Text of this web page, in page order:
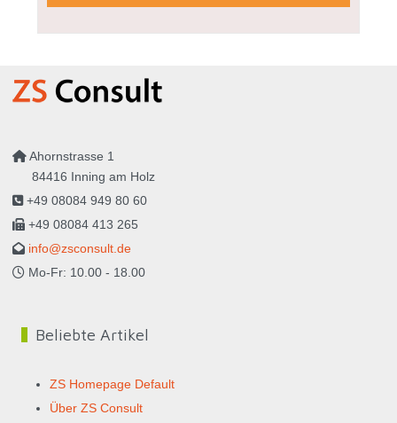
Ahornstrasse 1
84416 Inning am Holz
+49 08084 949 80 60
+49 08084 413 265
info@zsconsult.de
Mo-Fr: 10.00 - 18.00
Beliebte Artikel
ZS Homepage Default
Über ZS Consult